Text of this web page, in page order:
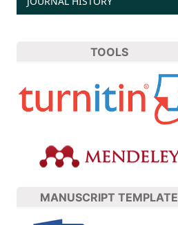
TOOLS
MANUSCRIPT TEMPLATE